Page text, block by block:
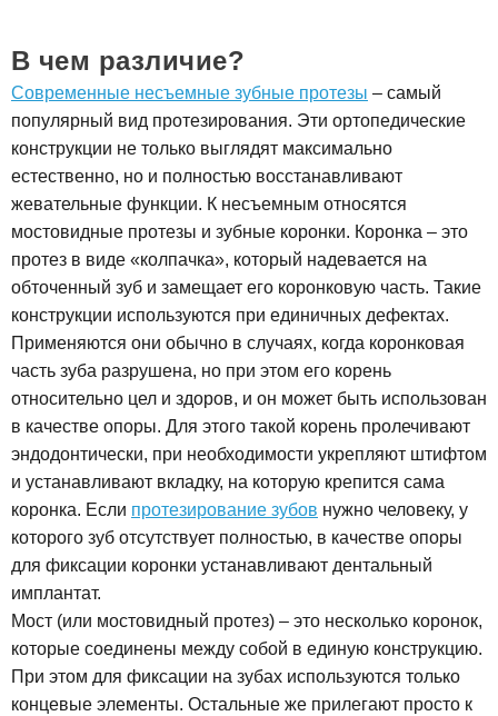
В чем различие?
Современные несъемные зубные протезы – самый
популярный вид протезирования. Эти ортопедические
конструкции не только выглядят максимально
естественно, но и полностью восстанавливают
жевательные функции. К несъемным относятся
мостовидные протезы и зубные коронки. Коронка – это
протез в виде «колпачка», который надевается на
обточенный зуб и замещает его коронковую часть. Такие
конструкции используются при единичных дефектах.
Применяются они обычно в случаях, когда коронковая
часть зуба разрушена, но при этом его корень
относительно цел и здоров, и он может быть использован
в качестве опоры. Для этого такой корень пролечивают
эндодонтически, при необходимости укрепляют штифтом
и устанавливают вкладку, на которую крепится сама
коронка. Если протезирование зубов нужно человеку, у
которого зуб отсутствует полностью, в качестве опоры
для фиксации коронки устанавливают дентальный
имплантат.
Мост (или мостовидный протез) – это несколько коронок,
которые соединены между собой в единую конструкцию.
При этом для фиксации на зубах используются только
концевые элементы. Остальные же прилегают просто к